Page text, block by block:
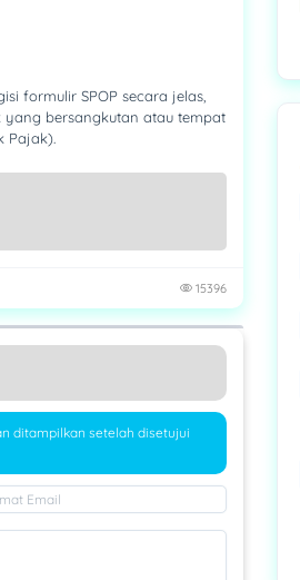
formulir SPOP secara jelas,
bersangkutan atau tempat
Pajak).
15396
ditampilkan setelah disetujui